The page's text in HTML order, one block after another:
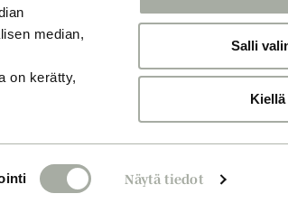
median,
on kerätty,
Näytä tiedot
Salli
Kiellä